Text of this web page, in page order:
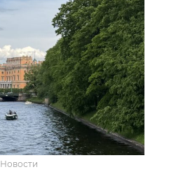
Новости